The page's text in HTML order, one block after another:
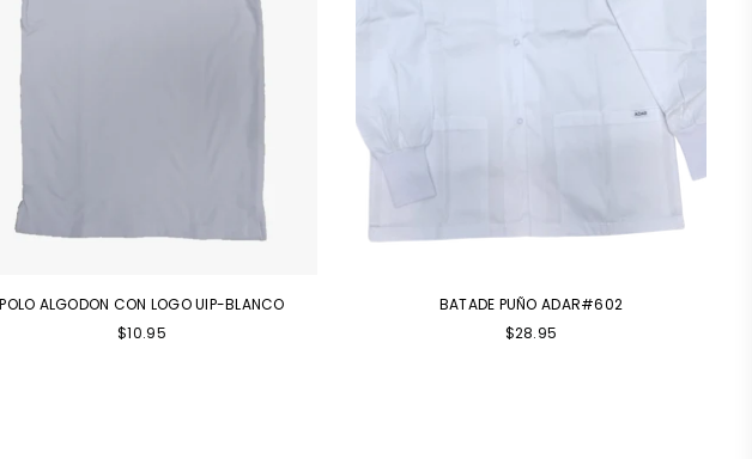
POLO ALGODON CON LOGO UIP-BLANCO
$10.95
BATADE PUÑO ADAR#602
Precio
$28.95